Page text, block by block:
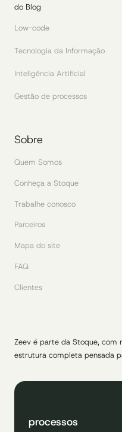
do Blog
Low-code
Tecnologia da Informação
Inteligência Artificial
Gestão de processos
Sobre
Quem Somos
Conheça a Stoque
Trabalhe conosco
Parceiros
Mapa do site
FAQ
Clientes
Zeev é parte da Stoque,
estrutura completa pensada
processos